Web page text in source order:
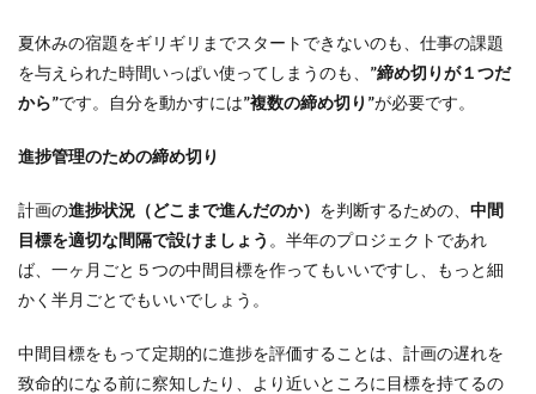
夏休みの宿題をギリギリまでスタートできないのも、仕事の課題
を与えられた時間いっぱい使ってしまうのも、 ”締め切りが１つだ
から”です。自分を動かすには”複数の締め切り”が必要です。
進捗管理のための締め切り
計画の進捗状況（どこまで進んだのか） を判断するための、 中間
目標を適切な間隔で設けましょう 。半年のプロジェクトであれ
ば、一ヶ月ごと５つの中間目標を作ってもいいですし、もっと細
かく半月ごとでもいいでしょう。
中間目標をもって定期的に進捗を評価することは、計画の遅れを
致命的になる前に察知したり、より近いところに目標を持てるの